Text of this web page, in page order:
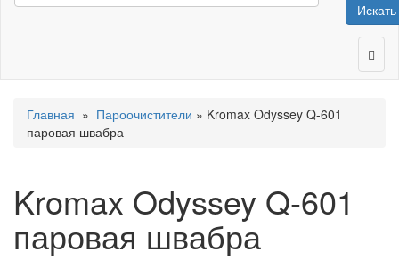
Искать
Главная » Пароочистители » Kromax Odyssey Q-601
паровая швабра
Kromax Odyssey Q-601
паровая швабра